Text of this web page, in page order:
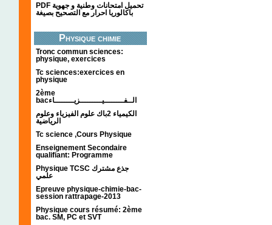
PDF تحميل امتحانات وطنية و جهوية
باكالوريا احرار مع التصحيح بصيغة
Physique chimie
Tronc commun sciences:
physique, exercices
Tc sciences:exercices en
physique
2ème
bacالــفــــــــيـــــــــزيــــــــاء
الكيمياء 2باك علوم الفيزياء وعلوم
الرياضية
Tc science ,Cours Physique
Enseignement Secondaire
qualifiant: Programme
Physique TCSC جذع مشترك
علمي
Epreuve physique-chimie-bac-
session rattrapage-2013
Physique cours résumé: 2ème
bac. SM, PC et SVT